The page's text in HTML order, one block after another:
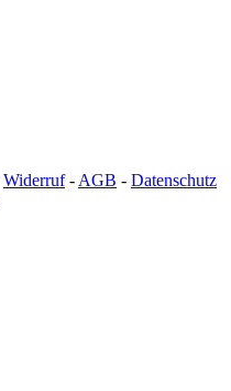
Widerruf- AGB - Datenschutz